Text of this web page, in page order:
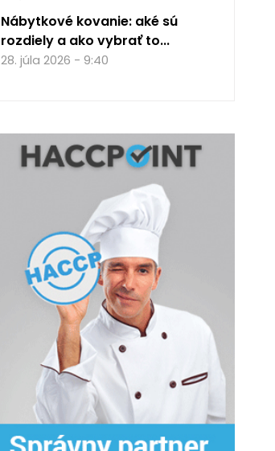
Nábytkové kovanie: aké sú
rozdiely a ako vybrať to...
28. júla 2026 - 9:40